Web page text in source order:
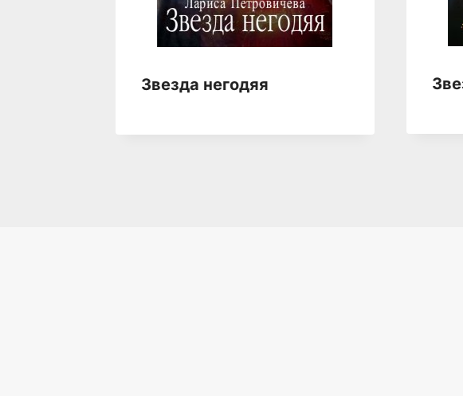
Звезда негодяя